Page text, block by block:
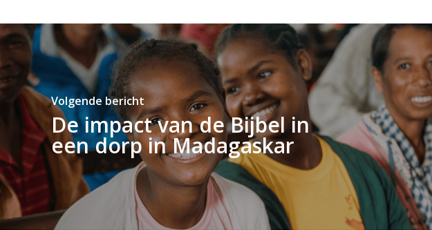
Volgende bericht
De impact van de Bijbel in
een dorp in Madagaskar